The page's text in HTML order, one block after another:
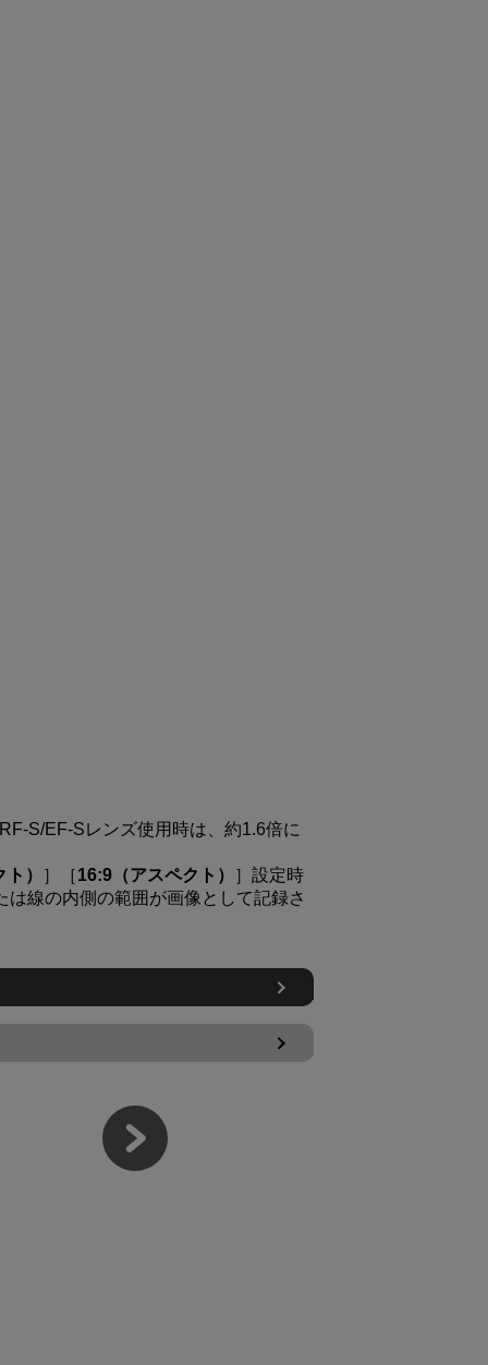
S/EF-Sレンズ使用時は、約1.6倍に
） ］［16:9（アスペクト）
］設定時
線の内側の範囲が画像として記録さ